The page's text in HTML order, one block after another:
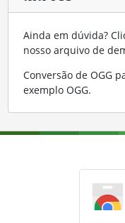
Ainda em dúvida?
nosso arquivo de
Conversão de OGG
exemplo OGG.